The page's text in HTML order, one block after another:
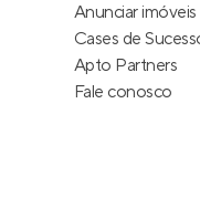
Anunciar imóveis
Cases de
Apto Partners
Fale conosco